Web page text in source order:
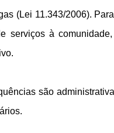
(Lei 11.343/2006).
serviços à
são